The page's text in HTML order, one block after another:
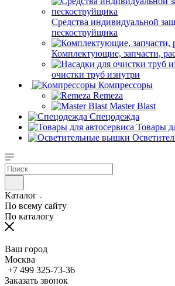
Средства индивидуальной
пескоструйщика
Комплектующие, запчасти,
очистки труб изнутри
Компрессоры
Remeza
Master Blast
Спецодежда
Товары
Каталог
По всему сайту
По каталогу
Ваш город
Москва
+7 499 325-73-36
Заказать звонок